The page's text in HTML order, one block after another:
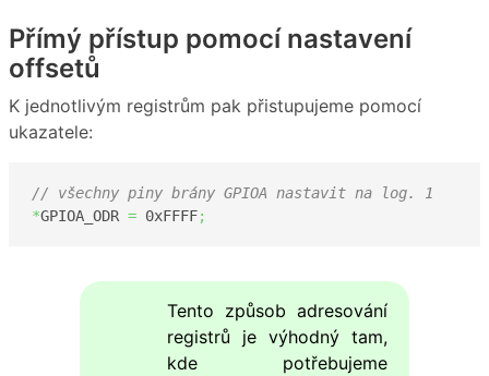
Přímý přístup pomocí nastavení
offsetů
K jednotlivým registrům pak přistupujeme pomocí
ukazatele:
// všechny piny brány GPIOA nastavit na log. 1
*GPIOA_ODR = 0xFFFF;
Tento způsob adresování
registrů je výhodný tam,
kde potřebujeme